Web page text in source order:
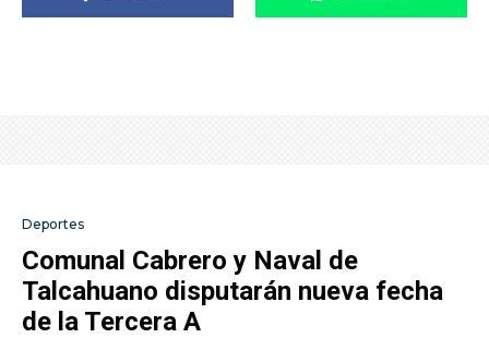
Deportes
Comunal Cabrero y Naval de
Talcahuano disputarán nueva fecha
de la Tercera A